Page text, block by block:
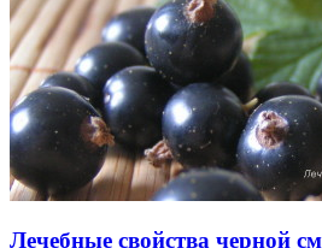
Лечебные свойства черной